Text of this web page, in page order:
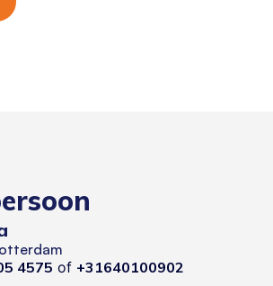
4575 of +31640100902